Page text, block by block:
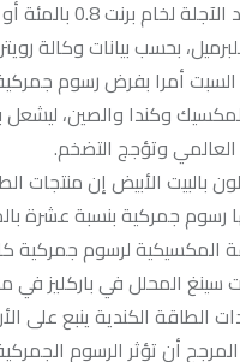
أمرا بفرض رسوم
وكندا والصين، ليشعل
وتؤجج التضخم.
بالبيت الأبيض إن منتجات
رسوم جمركية بنسبة عشرة
لرسوم جمركية كاملة
سينغ المحلل في باركليز
الطاقة الكندية ينبع على
أن تؤثر الرسوم